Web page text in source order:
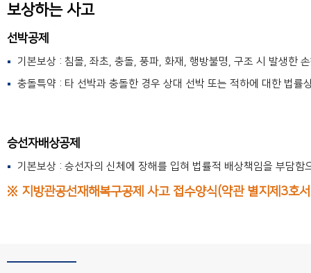
보상하는 사고
선박공제
기본보상 : 침몰, 좌초, 충돌, 풍파, 화재, 행방불명, 구조 시 발생한
충돌특약 : 타 선박과 충돌한 경우 상대 선박 또는 적하에 대한 법률
승선자배상공제
기본보상 : 승선자의 신체에 장해를 입혀 법률적 배상책임을 부담함
※ 지방관공선재해복구공제 사고 접수양식(약관 별지제3호